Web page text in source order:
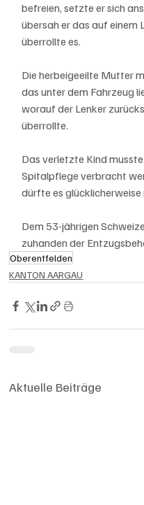
befreien, setzte er sich
übersah er das auf einem
überrollte es.
Die herbeigeeilte Mutter
das unter dem Fahrzeug
worauf der Lenker
überrollte.
Das verletzte Kind
Spitalpflege verbracht
dürfte es
Dem 53-jährigen
zuhanden der
Oberentfelden
KANTON AARGAU
Aktuelle Beiträge